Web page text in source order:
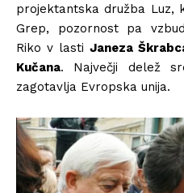
projektantska družba Luz,
Grep, pozornost pa
Riko v lasti Janeza
Kučana. Največji delež
zagotavlja Evropska unija.